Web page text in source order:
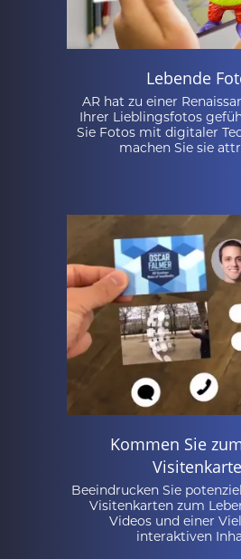
Lebende
AR hat zu einer
Ihrer Lieblingsfotos
Sie Fotos mit digitaler
machen Sie sie
Kommen Sie
Beeindrucken Sie
Visitenkarten zum
Videos und einer
interaktiven